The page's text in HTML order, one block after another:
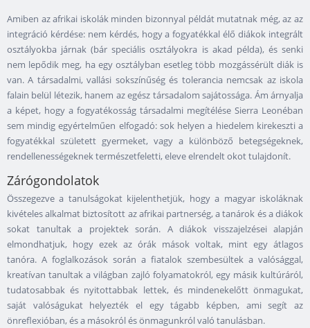
Amiben az afrikai iskolák minden bizonnyal példát mutatnak még, az az
integráció kérdése: nem kérdés, hogy a fogyatékkal élő diákok integrált
osztályokba járnak (bár speciális osztályokra is akad példa), és senki
nem lepődik meg, ha egy osztályban esetleg több mozgássérült diák is
van. A társadalmi, vallási sokszínűség és tolerancia nemcsak az iskola
falain belül létezik, hanem az egész társadalom sajátossága. Ám árnyalja
a képet, hogy a fogyatékosság társadalmi megítélése Sierra Leonéban
sem mindig egyértelműen elfogadó: sok helyen a hiedelem kirekeszti a
fogyatékkal született gyermeket, vagy a különböző betegségeknek,
rendellenességeknek természetfeletti, eleve elrendelt okot tulajdonít.
Zárógondolatok
Összegezve a tanulságokat kijelenthetjük, hogy a magyar iskoláknak
kivételes alkalmat biztosított az afrikai partnerség, a tanárok és a diákok
sokat tanultak a projektek során. A diákok visszajelzései alapján
elmondhatjuk, hogy ezek az órák mások voltak, mint egy átlagos
tanóra. A foglalkozások során a fiatalok szembesültek a valósággal,
kreatívan tanultak a világban zajló folyamatokról, egy másik kultúráról,
tudatosabbak és nyitottabbak lettek, és mindenekelőtt önmagukat,
saját valóságukat helyezték el egy tágabb képben, ami segít az
önreflexióban, és a másokról és önmagunkról való tanulásban.